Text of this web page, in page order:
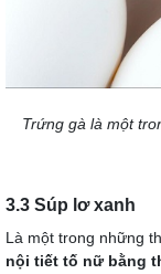
Trứng gà là một
3.3 Súp lơ xanh
Là một trong những
nội tiết tố nữ bằng